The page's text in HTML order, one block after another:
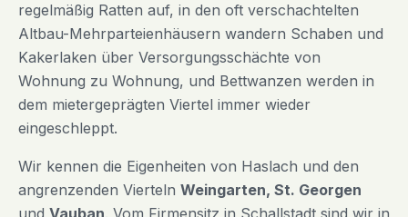
regelmäßig Ratten auf, in den oft verschachtelten
Altbau-Mehrparteienhäusern wandern Schaben und
Kakerlaken über Versorgungsschächte von
Wohnung zu Wohnung, und Bettwanzen werden in
dem mietergeprägten Viertel immer wieder
eingeschleppt.
Wir kennen die Eigenheiten von Haslach und den
angrenzenden Vierteln Weingarten, St. Georgen